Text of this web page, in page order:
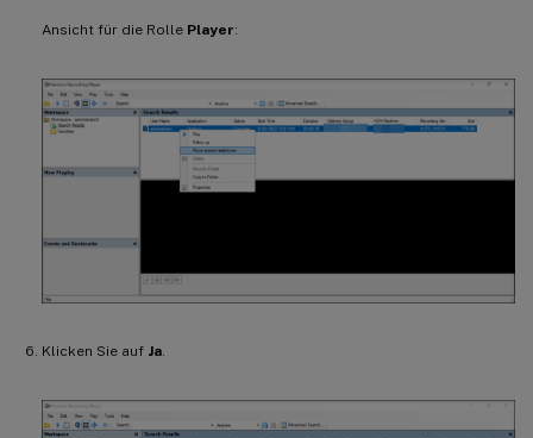
Ansicht für die Rolle Player:
Klicken Sie auf Ja.